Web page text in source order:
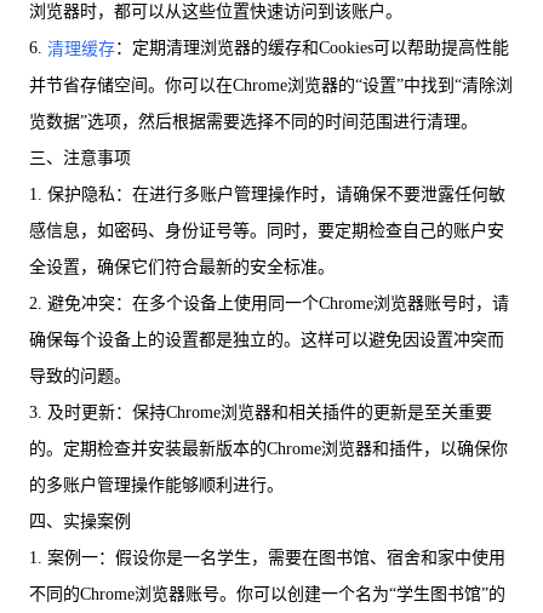
浏览器时，都可以从这些位置快速访问到该账户。
6. 清理缓存：定期清理浏览器的缓存和Cookies可以帮助提高性能
并节省存储空间。你可以在Chrome浏览器的“设置”中找到“清除浏
览数据”选项，然后根据需要选择不同的时间范围进行清理。
三、注意事项
1. 保护隐私：在进行多账户管理操作时，请确保不要泄露任何敏
感信息，如密码、身份证号等。同时，要定期检查自己的账户安
全设置，确保它们符合最新的安全标准。
2. 避免冲突：在多个设备上使用同一个Chrome浏览器账号时，请
确保每个设备上的设置都是独立的。这样可以避免因设置冲突而
导致的问题。
3. 及时更新：保持Chrome浏览器和相关插件的更新是至关重要
的。定期检查并安装最新版本的Chrome浏览器和插件，以确保你
的多账户管理操作能够顺利进行。
四、实操案例
1. 案例一：假设你是一名学生，需要在图书馆、宿舍和家中使用
不同的Chrome浏览器账号。你可以创建一个名为“学生图书馆”的